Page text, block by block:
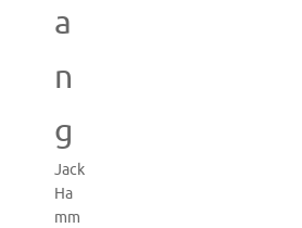
a
n
g
Jack
Ha
mm